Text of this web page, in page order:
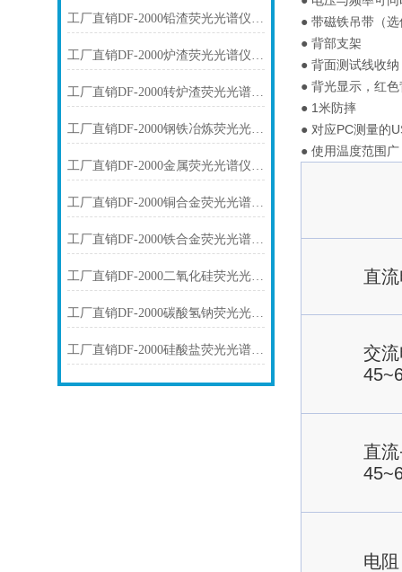
工厂直销DF-2000铅渣荧光光谱仪技术参数
工厂直销DF-2000炉渣荧光光谱仪技术参数
工厂直销DF-2000转炉渣荧光光谱仪技术参数
工厂直销DF-2000钢铁冶炼荧光光谱仪技术参数
工厂直销DF-2000金属荧光光谱仪技术参数
工厂直销DF-2000铜合金荧光光谱仪技术参数
工厂直销DF-2000铁合金荧光光谱仪技术参数
工厂直销DF-2000二氧化硅荧光光谱仪技术参数
工厂直销DF-2000碳酸氢钠荧光光谱仪技术参数
工厂直销DF-2000硅酸盐荧光光谱仪技术参数
● 带磁铁吊带（选
● 背部支架
● 背面测试线收纳
● 背光显示，红
● 1米防摔
● 对应PC测量的
● 使用温度范围
直
交
直
电阻